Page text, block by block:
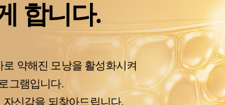
합니다.
약해진 모낭을 활성화시켜
그램입니다.
신감을 되찾아드립니다.